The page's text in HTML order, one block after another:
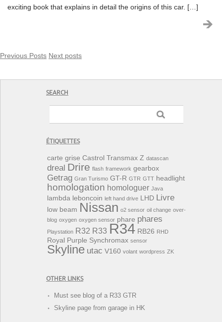
exciting book that explains in detail the origins of this car. […]
Previous Posts Next posts
SEARCH
ÉTIQUETTES
carte grise Castrol Transmax Z datascan
dreal Drire flash framework gearbox
Getrag Gran Turismo GT-R GTR GTT headlight
homologation homologuer Java
lambda leboncoin left hand drive LHD Livre
low beam Nissan o2 sensor oil change over-
blog oxygen oxygen sensor phare phares
Playstation R32 R33 R34 RB26 RHD
Royal Purple Synchromax sensor
Skyline utac V160 volant wordpress ZK
OTHER LINKS
Must see blog of a R33 GTR
Skyline page from garage in HK